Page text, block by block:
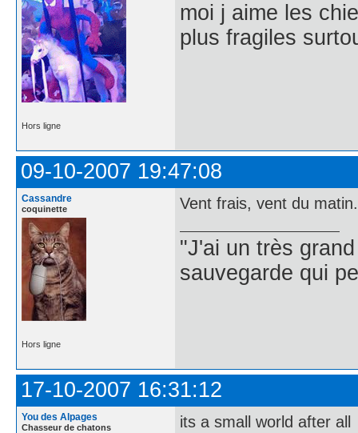
moi j aime les
plus fragiles
Hors ligne
09-10-2007 19:47:08
Cassandre
coquinette Vent frais, vent du
"J'ai un très
sauvegarde qui
Hors ligne
17-10-2007 16:31:12
You des Alpages
Chasseur de chatons
its a small world after all